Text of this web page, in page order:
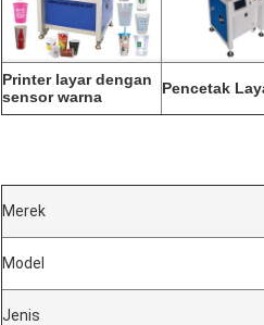
Printer layar dengan
sensor warna
Pencetak
Merek
Model
Jenis